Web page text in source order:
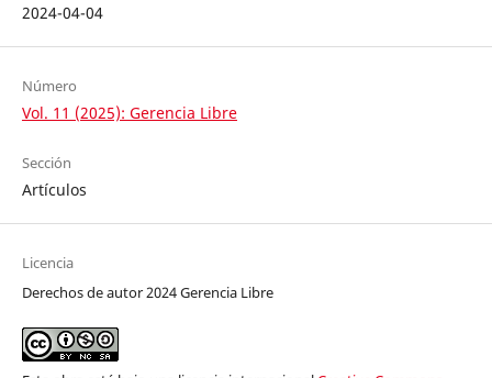
2024-04-04
Número
Vol. 11 (2025): Gerencia Libre
Sección
Artículos
Licencia
Derechos de autor 2024 Gerencia Libre